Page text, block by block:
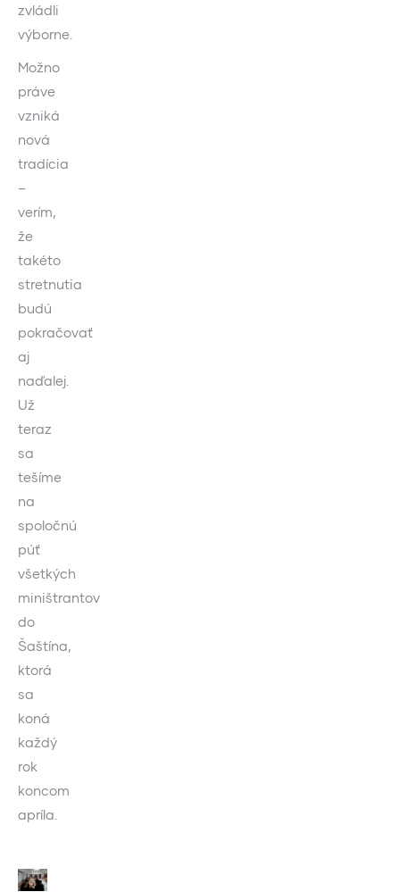
zvládli
výborne.
Možno
práve
vzniká
nová
tradícia
–
verím,
že
takéto
stretnutia
budú
pokračovať
aj
naďalej.
Už
teraz
sa
tešíme
na
spoločnú
púť
všetkých
miništrantov
do
Šaštína,
ktorá
sa
koná
každý
rok
koncom
apríla.